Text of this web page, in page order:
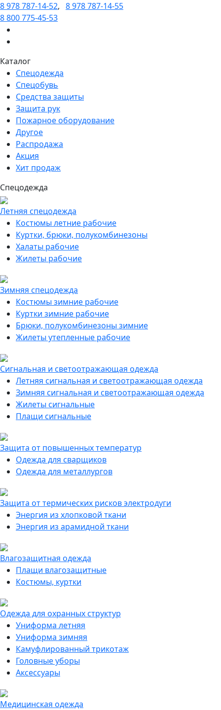
8 978 787-14-52, 8 978 787-14-55
8 800 775-45-53
Каталог
Спецодежда
Спецобувь
Средства защиты
Защита рук
Пожарное оборудование
Другое
Распродажа
Акция
Хит продаж
Спецодежда
Летняя спецодежда
Костюмы летние рабочие
Куртки, брюки, полукомбинезоны
Халаты рабочие
Жилеты рабочие
Зимняя спецодежда
Костюмы зимние рабочие
Куртки зимние рабочие
Брюки, полукомбинезоны зимние
Жилеты утепленные рабочие
Сигнальная и светоотражающая одежда
Летняя сигнальная и светоотражающая одежда
Зимняя сигнальная и светоотражающая одежда
Жилеты сигнальные
Плащи сигнальные
Защита от повышенных температур
Одежда для сварщиков
Одежда для металлургов
Защита от термических рисков электродуги
Энергия из хлопковой ткани
Энергия из арамидной ткани
Влагозащитная одежда
Плащи влагозащитные
Костюмы, куртки
Одежда для охранных структур
Униформа летняя
Униформа зимняя
Камуфлированный трикотаж
Головные уборы
Аксессуары
Медицинская одежда